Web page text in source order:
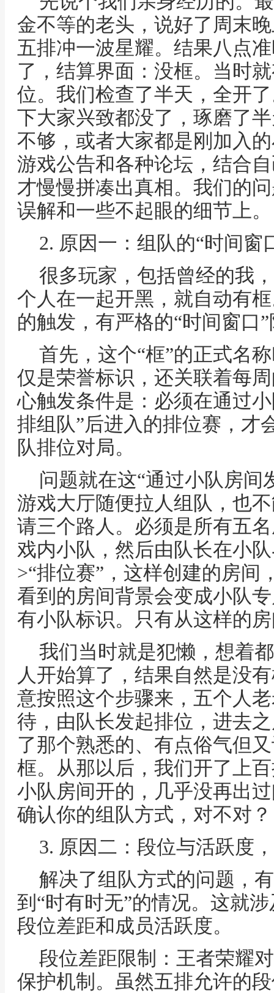
金不等的老头，说好了周末
五排冲一波星耀。结果八点
了，结算界面：没框。当时
位。我们检查了半天，全开
下大家兴致都没了，琢磨了
不够，或者大家都是刚加入
游戏公告和各种论坛，结合
才慢慢拼凑出真相。我们的
误解和一些不起眼的细节上。
2. 原因一：组队的“时间窗
很多玩家，包括曾经的我
个人在一起开黑，就自动有
的触发，有严格的“时间窗口
首先，这个“框”的正式名
仅是荣誉标识，还关联着每
心触发条件是：必须在通过
排组队”后进入的排位赛，才
队排位对局。
问题就在这“通过小队房间
游戏大厅随便拉人组队，也
请三个路人。必须是所有五
戏内小队，然后由队长在小
>“排位赛”，这样创建的房间
看到的房间背景会变成小队
有小队标识。只有从这样的
我们当时就是犯懒，想着
人开始算了，结果自然是没
意按照这个步骤来，五个人
待，由队长发起排位，进去
了那个熟悉的、有点俗气但
框。从那以后，我们开了上
小队房间开的，几乎没再出
确认你的组队方式，对不对？
3. 原因二：段位与活跃度
解决了组队方式的问题，
到“时有时无”的情况。这就
段位差距和成员活跃度。
段位差距限制：王者荣耀
保护机制。虽然五排允许的